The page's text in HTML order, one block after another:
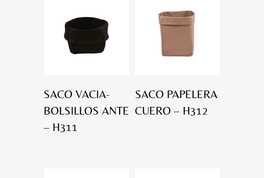
SACO VACIA-
BOLSILLOS ANTE
– H311
SACO PAPELERA
CUERO – H312